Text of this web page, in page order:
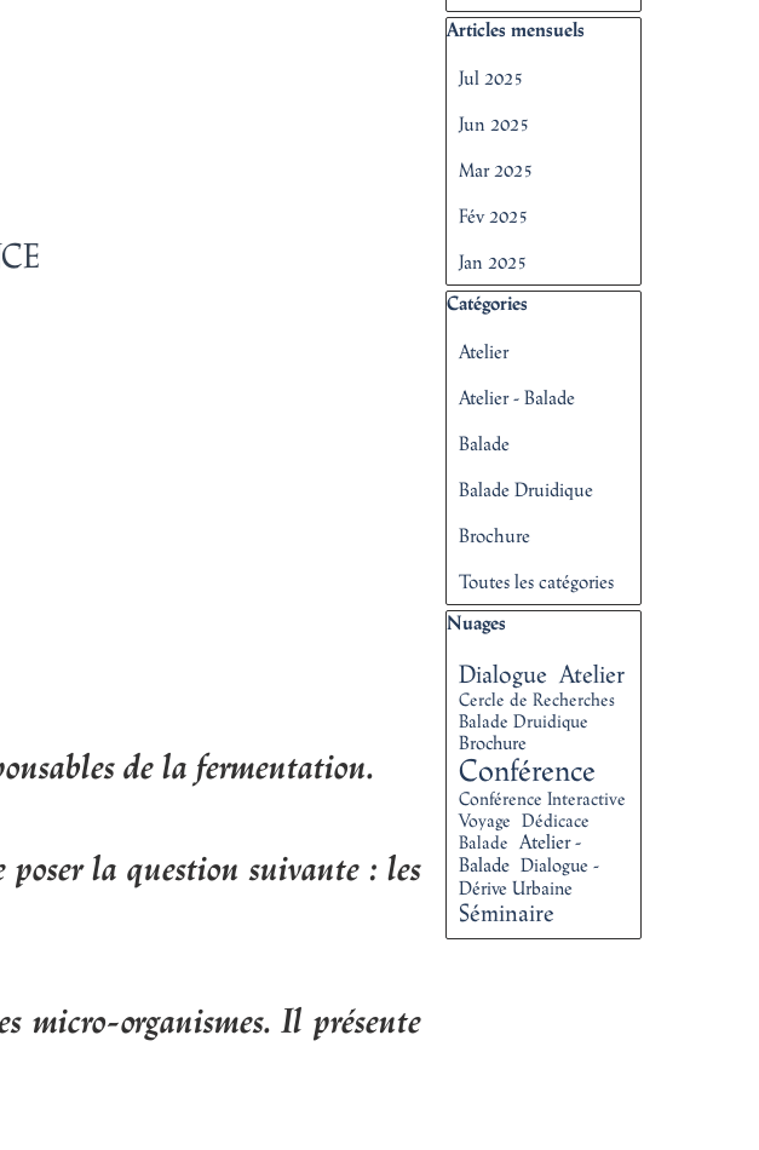
de la fermentation.
la question suivante : les
micro-organismes. Il présente
Sauter le bloc Articles mensuels
Articles mensuels
Jul 2025
Jun 2025
Mar 2025
Fév 2025
Jan 2025
Sauter le bloc Catégories
Catégories
Atelier
Atelier - Balade
Balade
Balade Druidique
Brochure
Toutes les catégories
Sauter le bloc Nuages
Nuages
Dialogue Atelier
Cercle de Recherches
Balade Druidique
Brochure
Conférence
Conférence Interactive
Voyage Dédicace
Balade Atelier -
Balade Dialogue -
Dérive Urbaine
Séminaire